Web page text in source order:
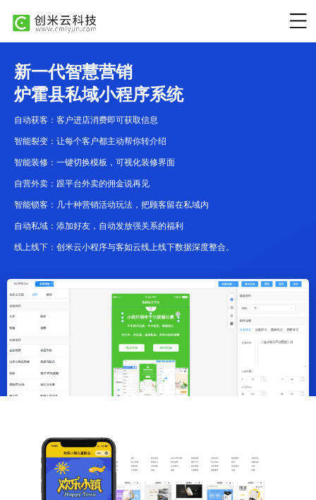
新一代智慧营销
炉霍县私域小程序系统
自动获客：客户进店消费即可获取信息
智能裂变：让每个客户都主动帮你转介绍
智能装修：一键切换模板，可视化装修界面
自营外卖：跟平台外卖的佣金说再见
智能锁客：几十种营销活动玩法，把顾客留在私域内
自动私域：添加好友，自动发放强关系的福利
线上线下：创米云小程序与客如云线上线下数据深度整合。